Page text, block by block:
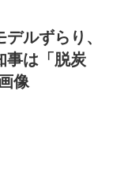
ルずらり、
は「脱炭
像